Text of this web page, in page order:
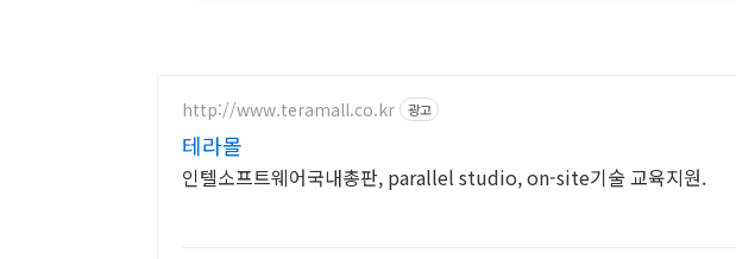
http://www.teramall.co.kr 광고
테라몰
인텔소프트웨어국내총판, parallel studio, on-site기술 교육지원.